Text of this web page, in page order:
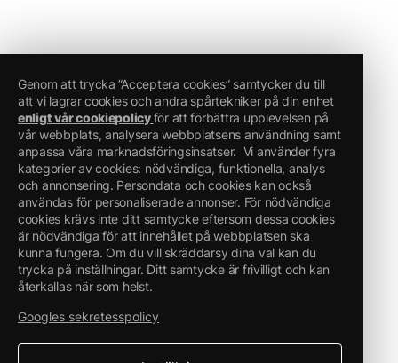
Genom att trycka ”Acceptera cookies” samtycker du till
att vi lagrar cookies och andra spårtekniker på din enhet
enligt vår cookiepolicyför att förbättra upplevelsen på
vår webbplats, analysera webbplatsens användning samt
anpassa våra marknadsföringsinsatser. Vi använder fyra
kategorier av cookies: nödvändiga, funktionella, analys
och annonsering. Persondata och cookies kan också
användas för personaliserade annonser. För nödvändiga
cookies krävs inte ditt samtycke eftersom dessa cookies
är nödvändiga för att innehållet på webbplatsen ska
kunna fungera. Om du vill skräddarsy dina val kan du
trycka på inställningar. Ditt samtycke är frivilligt och kan
återkallas när som helst.
Googles sekretesspolicy